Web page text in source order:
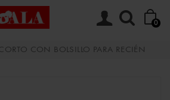
0
CORTO CON BOLSILLO PARA RECIÉN